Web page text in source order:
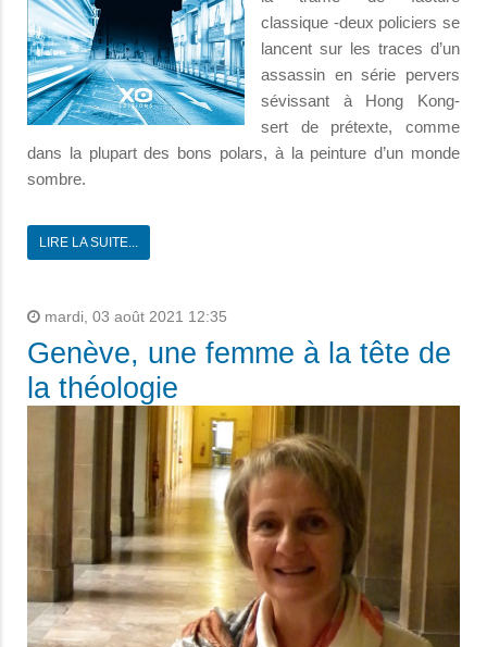
classique -deux policiers se
lancent sur les traces d’un
assassin en série pervers
sévissant à Hong Kong-
sert de prétexte, comme
dans la plupart des bons polars, à la peinture d’un monde
sombre.
LIRE LA SUITE...
mardi, 03 août 2021 12:35
Genève, une femme à la tête de
la théologie